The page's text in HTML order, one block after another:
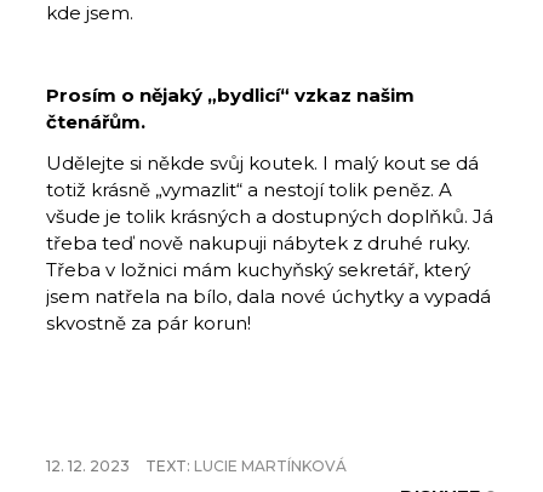
kde jsem.
Prosím o nějaký „bydlicí“ vzkaz našim
čtenářům.
Udělejte si někde svůj koutek. I malý kout se dá
totiž krásně „vymazlit“ a nestojí tolik peněz. A
všude je tolik krásných a dostupných doplňků. Já
třeba teď nově nakupuji nábytek z druhé ruky.
Třeba v ložnici mám kuchyňský sekretář, který
jsem natřela na bílo, dala nové úchytky a vypadá
skvostně za pár korun!
12. 12. 2023 TEXT: LUCIE MARTÍNKOVÁ